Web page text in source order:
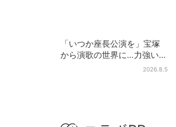
「いつか座長公演を」宝塚
から演歌の世界に…力強いコ
ブシで聴かせる有沙瞳の目
2026.8.5